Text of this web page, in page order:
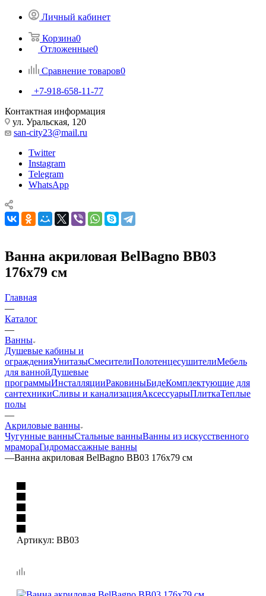
Личный кабинет
Корзина0
Отложенные0
Сравнение товаров0
+7-918-658-11-77
Контактная информация
ул. Уральская, 120
san-city23@mail.ru
Twitter
Instagram
Telegram
WhatsApp
Ванна акриловая BelBagno BB03
176х79 см
Главная
—
Каталог
—
Ванны
Душевые кабины и
огражденияУнитазыСмесителиПолотенцесушителиМебель
для ваннойДушевые
программыИнсталляцииРаковиныБидеКомплектующие для
сантехникиСливы и канализацияАксессуарыПлиткаТеплые
полы
—
Акриловые ванны
Чугунные ванныСтальные ванныВанны из искусственного
мрамораГидромассажные ванны
—Ванна акриловая BelBagno BB03 176х79 см
Артикул: BB03